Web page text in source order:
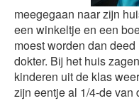
meegegaan naar zijn
een winkeltje en een
moest worden dan
dokter. Bij het huis
kinderen uit de klas
zijn eentje al 1/4-de van